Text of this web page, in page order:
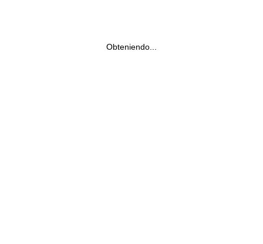
Obteniendo...